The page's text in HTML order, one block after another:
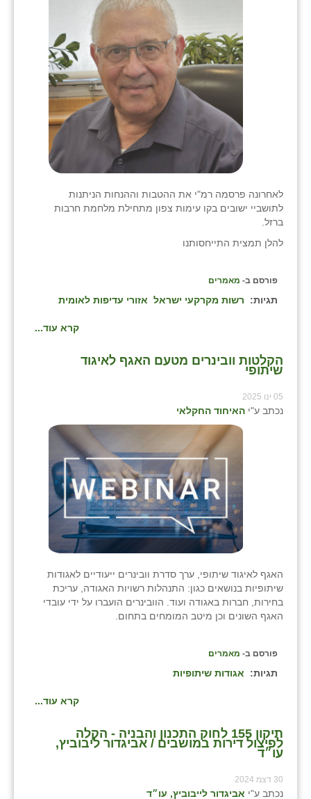
לאחרונה פרסמה רמ"י את ההטבות וההנחות הניתנות
לתושביי ישובים בקו עימות צפון מתחילת מלחמת חרבות
ברזל.
להלן תמצית התייחסותנו
פורסם ב- מאמרים
תגיות: רשות מקרקעי ישראל אזורי עדיפות לאומית
קרא עוד...
הקלטות וובינרים מטעם האגף לאיגוד
שיתופי
05 ינו 2025
נכתב ע"י האיחוד החקלאי
האגף לאיגוד שיתופי, ערך סדרת וובינרים ייעודיים לאגודות
שיתופיות בנושאים כגון: התנהלות רשויות האגודה, עריכת
בחירות, חברות באגודה ועוד. הוובינרים הועברו על ידי עובדי
האגף השונים וכן מיטב המומחים בתחום.
פורסם ב- מאמרים
תגיות: אגודות שיתופיות
קרא עוד...
תיקון 155 לחוק התכנון והבניה - הקלה
לפיצול דירות במושבים / אביגדור ליבוביץ,
עו״ד
30 דצמ 2024
נכתב ע"י אביגדור לייבוביץ, עו״ד
גני יהודה
גנות
הדר עם
חמרה
כפר אביב
כפר ביאליק
כפר מישר
כפר סבא (אגרא)